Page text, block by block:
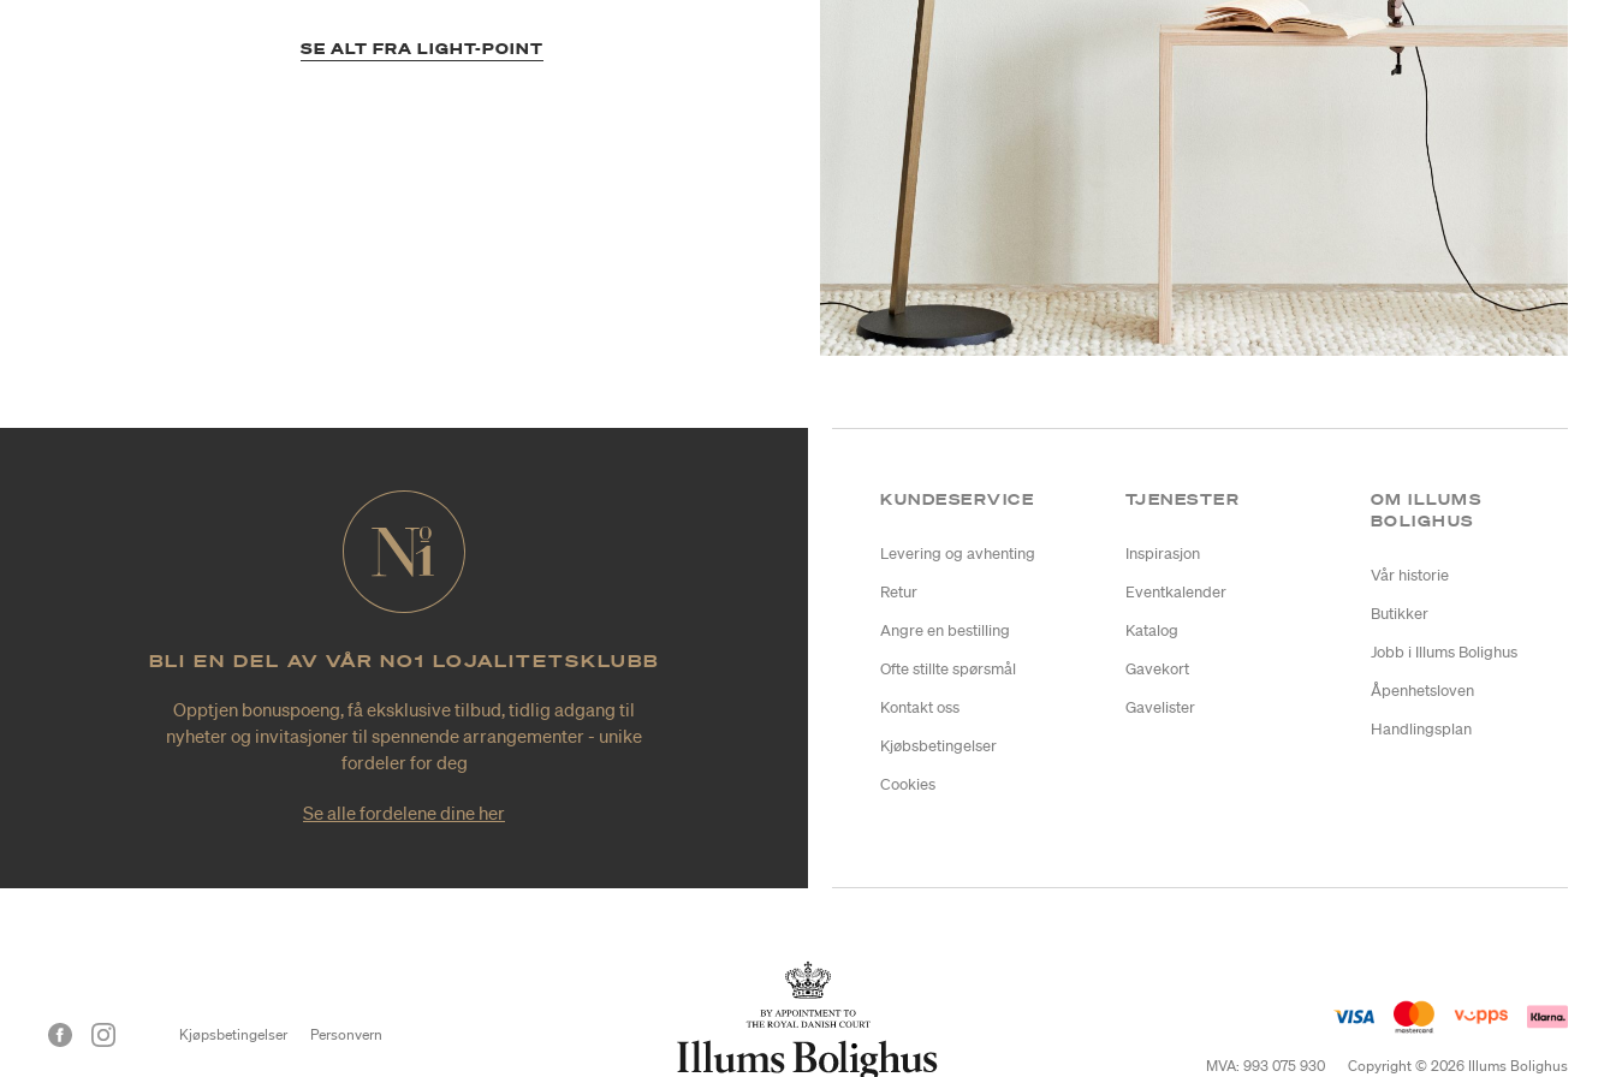
SE ALT FRA LIGHT-POINT
BLI EN DEL AV VÅR NO1 LOJALITETSKLUBB
Opptjen bonuspoeng, få eksklusive tilbud, tidlig adgang til
nyheter og invitasjoner til spennende arrangementer - unike
fordeler for deg
Se alle fordelene dine her
KUNDESERVICE
Levering og avhenting
Retur
Angre en bestilling
Ofte stillte spørsmål
Kontakt oss
Kjøbsbetingelser
Cookies
TJENESTER
Inspirasjon
Eventkalender
Katalog
Gavekort
Gavelister
OM ILLUMS
BOLIGHUS
Vår historie
Butikker
Jobb i Illums Bolighus
Åpenhetsloven
Handlingsplan
Kjøpsbetingelser
Personvern
MVA: 993 075 930
Copyright © 2026 Illums Bolighus